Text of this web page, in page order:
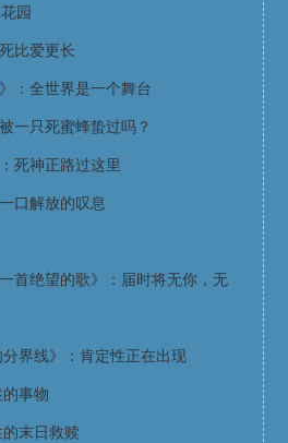
园
比爱更长
：全世界是一个舞台
一只死蜜蜂蛰过吗？
死神正路过这里
口解放的叹息
首绝望的歌》：届时将无你，无
分界线》：肯定性正在出现
事物
的末日救赎